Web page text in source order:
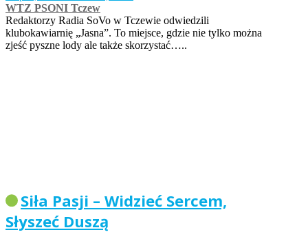
WTZ PSONI Tczew
Redaktorzy Radia SoVo w Tczewie odwiedzili
klubokawiarnię „Jasna”. To miejsce, gdzie nie tylko można
zjeść pyszne lody ale także skorzystać…..
Siła Pasji – Widzieć Sercem,
Słyszeć Duszą